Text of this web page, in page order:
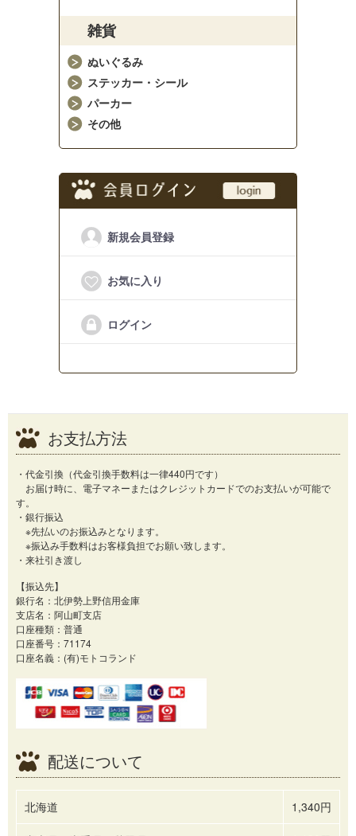
雑貨
ぬいぐるみ
ステッカー・シール
パーカー
その他
新規会員登録
お気に入り
ログイン
お支払方法
・代金引換（代金引換手数料は一律440円です）
お届け時に、電子マネーまたはクレジットカードでのお支払いが可能で
す。
・銀行振込
※先払いのお振込みとなります。
※振込み手数料はお客様負担でお願い致します。
・来社引き渡し
【振込先】
銀行名：北伊勢上野信用金庫
支店名：阿山町支店
口座種類：普通
口座番号：71174
口座名義：(有)モトコランド
配送について
北海道 1,340円